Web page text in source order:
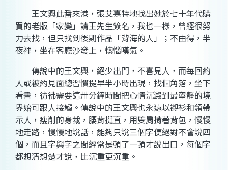
王文興此番來港，張艾嘉特地找出她於七十年代購
買的老版「家變」請王先生簽名，我也一樣，曾經很努
力去找，但只找到後期作品「背海的人」；不由得，半
夜裡，坐在客廳沙發上，懊惱嘆氣。
傳說中的王文興，絕少出門，不喜見人，而每回約
人或被約見面總習慣提早半小時出現，找個角落，坐下
看書，彷彿需要這卅分鐘時間把心情沉澱到最寧靜的境
界始可跟人接觸。傳說中的王文興也永遠以襯衫和領帶
示人，瘦削的身裁，腰背挺直，用雙肩揹著背包，慢慢
地走路，慢慢地說話，能夠只說三個字便絕對不會說四
個，而且字與字之間經常是頓了一頓才說出口，每個字
都想清想楚才說，比沉重更沉重。